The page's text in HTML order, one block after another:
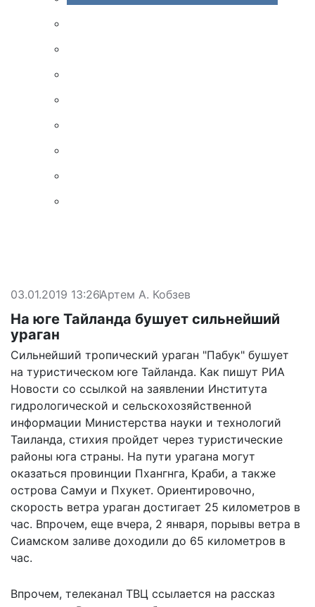
03.01.2019 13:26Артем А. Кобзев
На юге Тайланда бушует сильнейший
ураган
Сильнейший тропический ураган "Пабук" бушует
на туристическом юге Тайланда. Как пишут РИА
Новости со ссылкой на заявлении Института
гидрологической и сельскохозяйственной
информации Министерства науки и технологий
Таиланда, стихия пройдет через туристические
районы юга страны. На пути урагана могут
оказаться провинции Пхангнга, Краби, а также
острова Самуи и Пхукет. Ориентировочно,
скорость ветра ураган достигает 25 километров в
час. Впрочем, еще вчера, 2 января, порывы ветра в
Сиамском заливе доходили до 65 километров в
час.
Впрочем, телеканал ТВЦ ссылается на рассказ